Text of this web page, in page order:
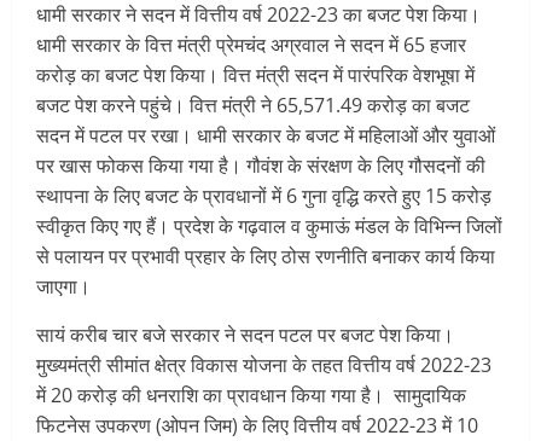
धामी सरकार ने सदन में वित्तीय वर्ष 2022-23 का बजट पेश किया।
धामी सरकार के वित्त मंत्री प्रेमचंद अग्रवाल ने सदन में 65 हजार
करोड़ का बजट पेश किया। वित्त मंत्री सदन में पारंपरिक वेशभूषा में
बजट पेश करने पहुंचे। वित्त मंत्री ने 65,571.49 करोड़ का बजट
सदन में पटल पर रखा। धामी सरकार के बजट में महिलाओं और युवाओं
पर खास फोकस किया गया है। गौवंश के संरक्षण के लिए गौसदनों की
स्थापना के लिए बजट के प्रावधानों में 6 गुना वृद्धि करते हुए 15 करोड़
स्वीकृत किए गए हैं। प्रदेश के गढ़वाल व कुमाऊं मंडल के विभिन्न जिलों
से पलायन पर प्रभावी प्रहार के लिए ठोस रणनीति बनाकर कार्य किया
जाएगा।
सायं करीब चार बजे सरकार ने सदन पटल पर बजट पेश किया।
मुख्यमंत्री सीमांत क्षेत्र विकास योजना के तहत वित्तीय वर्ष 2022-23
में 20 करोड़ की धनराशि का प्रावधान किया गया है। सामुदायिक
फिटनेस उपकरण (ओपन जिम) के लिए वित्तीय वर्ष 2022-23 में 10